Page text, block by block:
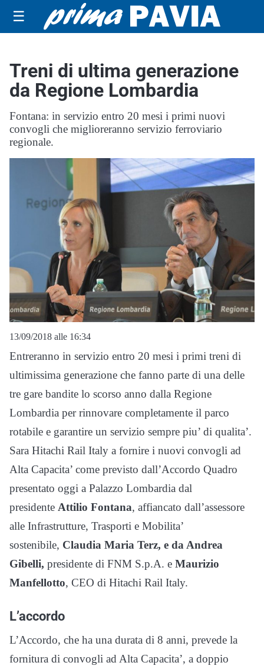
☰
Treni di ultima generazione
da Regione Lombardia
Fontana: in servizio entro 20 mesi i primi nuovi
convogli che miglioreranno servizio ferroviario
regionale.
13/09/2018 alle 16:34
Entreranno in servizio entro 20 mesi i primi treni di
ultimissima generazione che fanno parte di una delle
tre gare bandite lo scorso anno dalla Regione
Lombardia per rinnovare completamente il parco
rotabile e garantire un servizio sempre piu’ di qualita’.
Sara Hitachi Rail Italy a fornire i nuovi convogli ad
Alta Capacita’ come previsto dall’Accordo Quadro
presentato oggi a Palazzo Lombardia dal
presidente Attilio Fontana, affiancato dall’assessore
alle Infrastrutture, Trasporti e Mobilita’
sostenibile, Claudia Maria Terz, e da Andrea
Gibelli, presidente di FNM S.p.A. e Maurizio
Manfellotto, CEO di Hitachi Rail Italy.
L’accordo
L’Accordo, che ha una durata di 8 anni, prevede la
fornitura di convogli ad Alta Capacita’, a doppio